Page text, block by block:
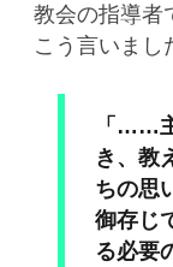
教会の指導者
こう言いまし
「……
き、教
ちの思
御存じ
る必要